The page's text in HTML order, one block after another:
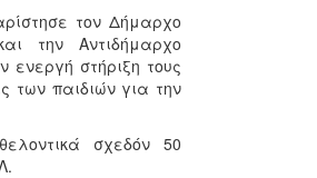
τον Δήμαρχο
την Αντιδήμαρχο
ενεργή στήριξη τους
των παιδιών για την
σχεδόν 50